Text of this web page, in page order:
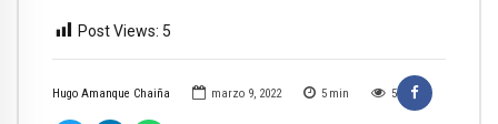
Hugo Amanque Chaiña marzo 9, 2022 5 min 5
Post Views: 5